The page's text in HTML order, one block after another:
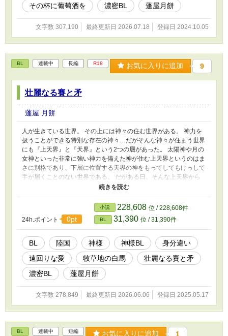
その杯に葡萄酒を
濃密BL 蓬屋月餅
文字数 307,190 最終更新日 2026.07.18 登録日 2024.10.05
BL 連載中 長編 R18 お気に入りに追加 9
壮麗なる賽と矛
蓬屋 月餅
人が生きている世界。 その上には神々の住む世界がある。 神力を
扱うことができる特別な存在の神々…だがそんな神々が住まう世界
にも『上天界』と『天界』という2つの層があった。 太陽神や月の
女神といった非常に強い神力を備えた神が住む上天界というのはま
さに別格であり、下層に位置する天界の神をもってしてもけっして
手が届くことのない世界である。 だがある日、そんな上天界から
とある一柱の玲瓏な神が天界へと降り立ったのだった。 「そう。
ない。いわば片道の、一方通行というやつだ」 どこか飄々として
いるその神はまず屋敷を建てた後、天界で出会った『争いの神』を
自らの屋敷に招くのだが… 「結界だと！？ふざけるな！ここから
出しやがれ！！！」 屋敷に強力な結界を張ることで争いの神を閉
じ込めてしまったその神。 だがそれが後に思いがけない愛をもた
らすことになるとは、まだ知る由もないのだった…。 これは《陸
国》という国の成り立ちと、後にその陸国の強大な守護神となる2
柱の神の少し遠回りな愛を描いた物語である。 ※こちらは【牧草
地の白馬】という物語の派生作品です。
24h.ポイント 0pt
小説 228,608 位 / 228,608件
BL 31,390 位 / 31,390件
BL 陸国 神様 神様BL
身分違い
遠回りな愛
牧草地の白馬
壮麗なる賽と矛
濃密BL
蓬屋月餅
文字数 278,849 最終更新日 2026.06.06 登録日 2025.05.17
BL 連載中 短編 お気に入りに追加 1